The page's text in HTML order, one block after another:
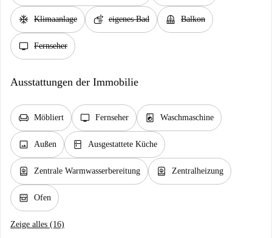
ac_unit Klimaanlage soap eigenes Bad balcony Balkon
tv Fernseher
Ausstattungen der Immobilie
chair Möbliert tv Fernseher local_laundry_service Waschmaschine
image Außen kitchen Ausgestattete Küche
water_heater Zentrale Warmwasserbereitung water_heater Zentralheizung
oven_gen Ofen
Zeige alles (16)